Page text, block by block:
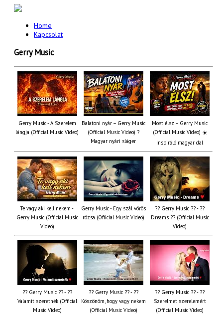
Home
Kapcsolat
Gerry Music
Gerry Music - A Szerelem
lángja (Official Music Video)
Balatoni nyár – Gerry Music
(Official Music Video) ?
Magyar nyári sláger
Most élsz – Gerry Music
(Official Music Video) ☀️
Inspiráló magyar dal
Te vagy aki kell nekem -
Gerry Music (Official Music
Video)
Gerry Music - Egy szál vörös
rózsa (Official Music Video)
?? Gerry Music ?? - ??
Dreams ?? (Official Music
Video)
?? Gerry Music ?? - ??
Valamit szeretnék (Official
Music Video)
?? Gerry Music ?? - ??
Köszönöm, hogy vagy nekem
(Official Music Video)
?? Gerry Music ?? - ??
Szerelmet szerelemért
(Official Music Video)